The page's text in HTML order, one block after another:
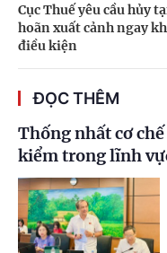
Cục Thuế yêu cầu hủy
hoãn xuất cảnh ngay
điều kiện
ĐỌC THÊM
Thống nhất cơ
kiểm trong lĩnh